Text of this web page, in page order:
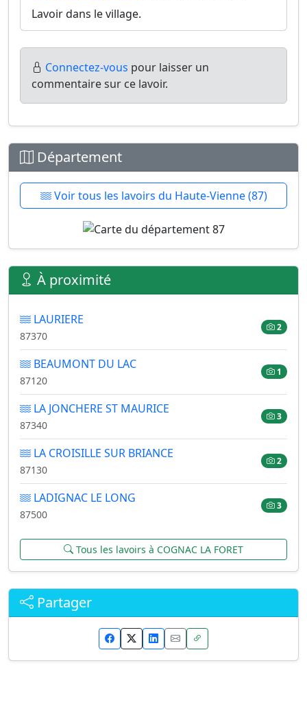
Lavoir dans le village.
Connectez-vous pour laisser un
commentaire sur ce lavoir.
Département
Voir tous les lavoirs du Haute-Vienne (87)
À proximité
LAURIERE
87370
2
BEAUMONT DU LAC
87120
1
LA JONCHERE ST MAURICE
87340
3
LA CROISILLE SUR BRIANCE
87130
2
LADIGNAC LE LONG
87500
3
Tous les lavoirs à COGNAC LA FORET
Partager